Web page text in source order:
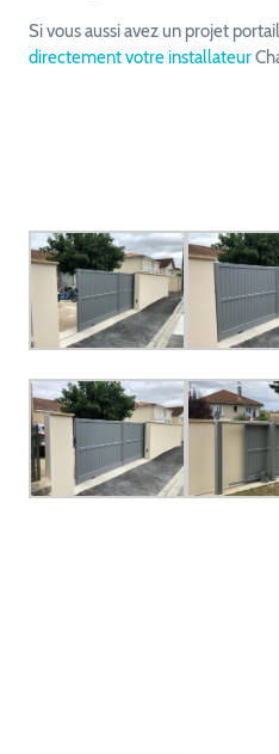
Si vous aussi avez un projet
directement votre installateur